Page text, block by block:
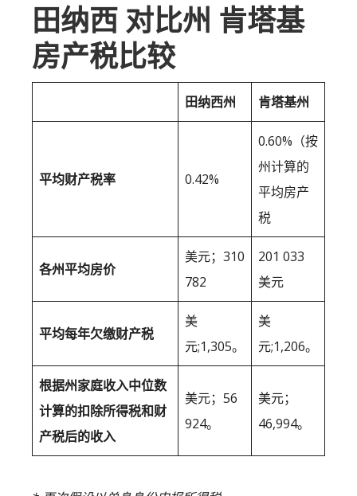
田纳西 对比州 肯塔基
房产税比较
田纳西州 肯塔基州
平均财产税率 0.42%
0.60%（按
州计算的
平均房产
税
各州平均房价
美元；310
782
201 033
美元
平均每年欠缴财产税
美
元;1,305。
美
元;1,206。
根据州家庭收入中位数
计算的扣除所得税和财
产税后的收入
美元；56
924。
美元；
46,994。